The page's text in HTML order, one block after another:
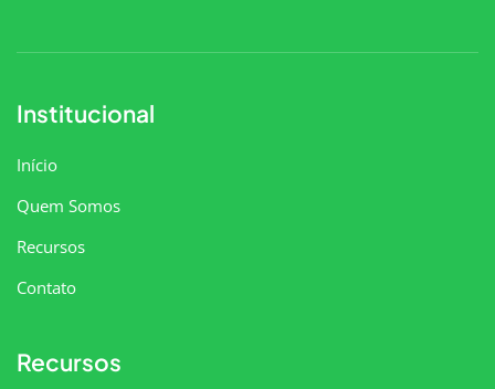
Institucional
Início
Quem Somos
Recursos
Contato
Recursos